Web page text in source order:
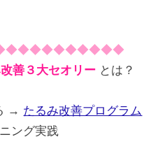
善３大セオリー とは？
→ たるみ改善プログラム
ング実践